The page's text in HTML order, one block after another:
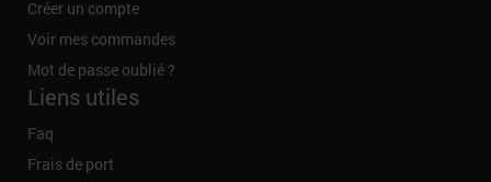
Créer un compte
Voir mes commandes
Mot de passe oublié ?
Liens utiles
Faq
Frais de port